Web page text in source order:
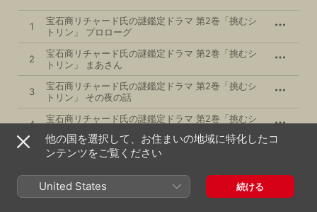
1
宝石商リチャード氏の謎鑑定ドラマ 第2巻「挑むシ
トリン」 プロローグ
2
宝石商リチャード氏の謎鑑定ドラマ 第2巻「挑むシ
トリン」 まあさん
3
宝石商リチャード氏の謎鑑定ドラマ 第2巻「挑むシ
トリン」 その夜の話
4
宝石商リチャード氏の謎鑑定ドラマ 第2巻「挑むシ
2020年5月27日
4曲、9分
℗ 2020 AVEX PICTURES INC.
他の国を選択して、お住まいの地域に特化したコ
ンテンツをご覧ください
United States 続ける